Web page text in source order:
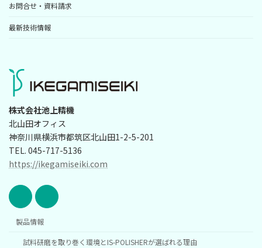
お問合せ・資料請求
最新技術情報
株式会社池上精機
北山田オフィス
神奈川県横浜市都筑区北山田1-2-5-201
TEL. 045-717-5136
https://ikegamiseiki.com
製品情報
試料研磨を取り巻く環境とIS-POLISHERが選ばれる理由